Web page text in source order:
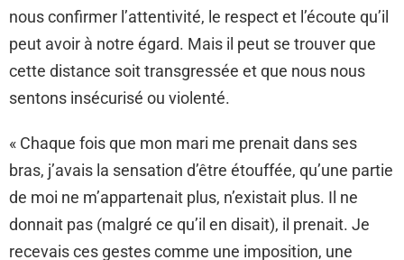
nous confirmer l’attentivité, le respect et l’écoute qu’il
peut avoir à notre égard. Mais il peut se trouver que
cette distance soit transgressée et que nous nous
sentons insécurisé ou violenté.
« Chaque fois que mon mari me prenait dans ses
bras, j’avais la sensation d’être étouffée, qu’une partie
de moi ne m’appartenait plus, n’existait plus. Il ne
donnait pas (malgré ce qu’il en disait), il prenait. Je
recevais ces gestes comme une imposition, une